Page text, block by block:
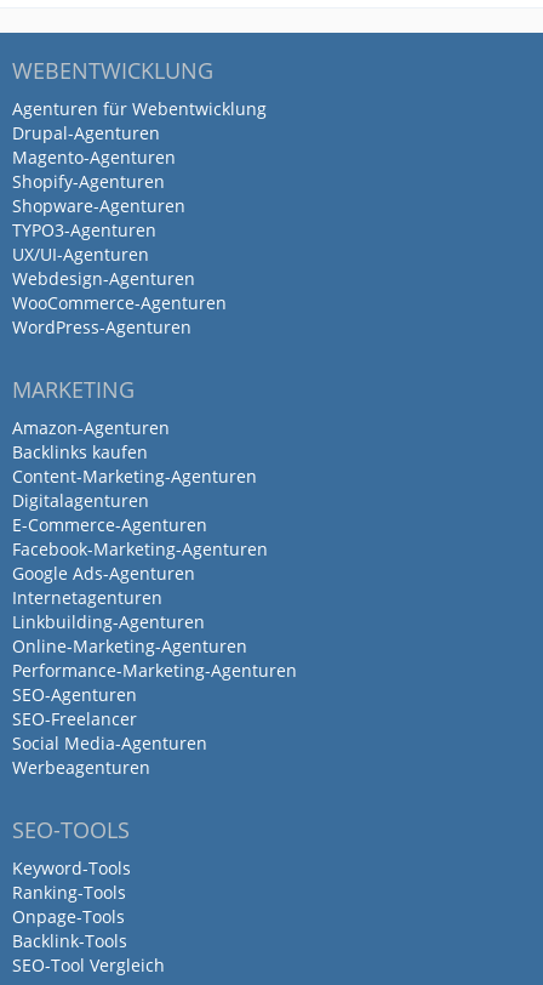
WEBENTWICKLUNG
Agenturen für Webentwicklung
Drupal-Agenturen
Magento-Agenturen
Shopify-Agenturen
Shopware-Agenturen
TYPO3-Agenturen
UX/UI-Agenturen
Webdesign-Agenturen
WooCommerce-Agenturen
WordPress-Agenturen
MARKETING
Amazon-Agenturen
Backlinks kaufen
Content-Marketing-Agenturen
Digitalagenturen
E-Commerce-Agenturen
Facebook-Marketing-Agenturen
Google Ads-Agenturen
Internetagenturen
Linkbuilding-Agenturen
Online-Marketing-Agenturen
Performance-Marketing-Agenturen
SEO-Agenturen
SEO-Freelancer
Social Media-Agenturen
Werbeagenturen
SEO-TOOLS
Keyword-Tools
Ranking-Tools
Onpage-Tools
Backlink-Tools
SEO-Tool Vergleich